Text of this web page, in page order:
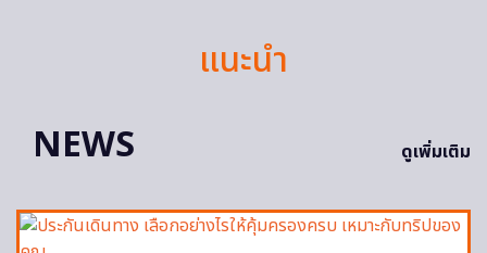
แนะนำ
NEWS
ดูเพิ่มเติม